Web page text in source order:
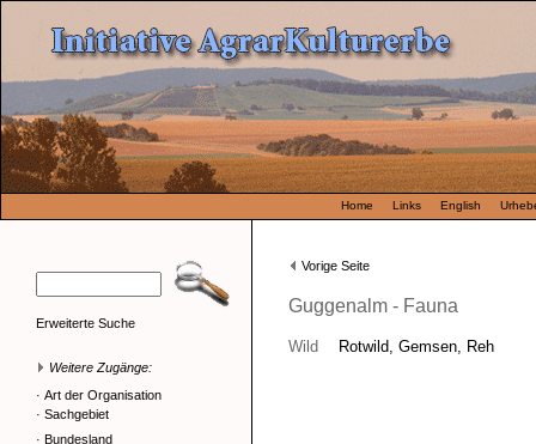
Home Links English
Erweiterte Suche
Weitere Zugänge:
· Art der Organisation
· Sachgebiet
· Bundesland
Vorige Seite
Guggenalm - Fauna
Wild Rotwild, Gemsen, Reh